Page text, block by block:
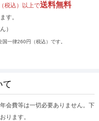
税込）以上で送料無料
す。
）
一律260円（税込）です。
て
会費等は一切必要ありません。下
ります。